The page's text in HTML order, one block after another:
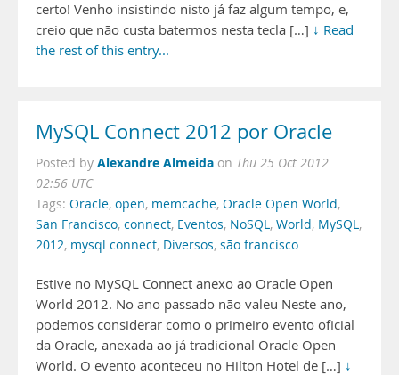
certo! Venho insistindo nisto já faz algum tempo, e,
creio que não custa batermos nesta tecla […] ↓ Read
the rest of this entry...
MySQL Connect 2012 por Oracle
Posted by Alexandre Almeida on Thu 25 Oct 2012
02:56 UTC
Tags: Oracle, open, memcache, Oracle Open World,
San Francisco, connect, Eventos, NoSQL, World, MySQL,
2012, mysql connect, Diversos, são francisco
Estive no MySQL Connect anexo ao Oracle Open
World 2012. No ano passado não valeu Neste ano,
podemos considerar como o primeiro evento oficial
da Oracle, anexada ao já tradicional Oracle Open
World. O evento aconteceu no Hilton Hotel de […] ↓